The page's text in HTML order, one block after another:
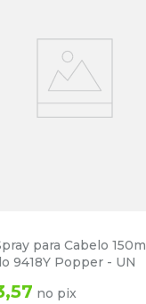
para Cabelo 150ml
9418Y Popper - UN
,57 no pix